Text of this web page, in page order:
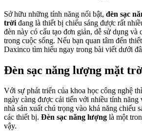
Sở hữu những tính năng nổi bật, đèn sạc
trời đang là thiết bị chiếu sáng được rất
đèn này có cấu tạo đơn giản, dễ sử dụng và
trong cuộc sống. Nếu bạn quan tâm đến
Daxinco tìm hiểu ngay trong bài viết dưới
Đèn sạc năng lượng mặt
Với sự phát triển của khoa học công nghệ
ngày càng được cải tiến với nhiều tính
nhà sản xuất chú trọng vào khả năng chiếu
các thiết bị. Đèn sạc năng lượng là một
vậy.